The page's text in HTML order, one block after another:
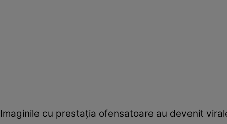
Imaginile cu prestația ofensatoare au devenit